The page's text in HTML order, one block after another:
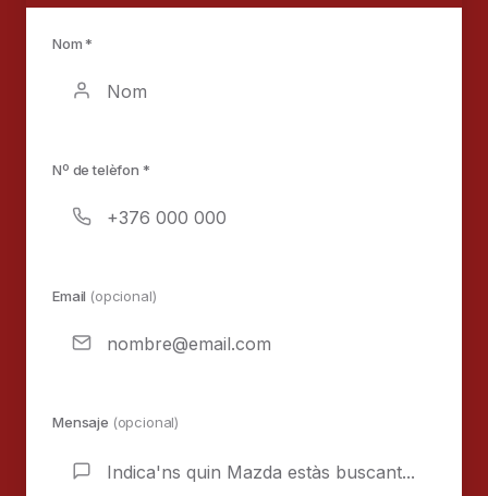
Nom *
Nº de telèfon *
Email (opcional)
Mensaje (opcional)